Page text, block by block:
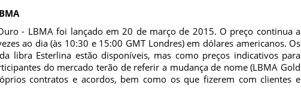
- LBMA foi lançado em 20 de março de 2015. O preço continua a
ao dia (às 10:30 e 15:00 GMT Londres) em dólares americanos. Os
libra Esterlina estão disponíveis, mas como preços indicativos para
do mercado terão de referir a mudança de nome (LBMA Gold
contratos e acordos, bem como os que fizerem com clientes e